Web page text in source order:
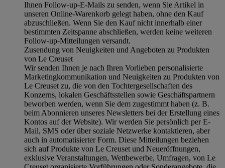
Ihnen Follow-up-E-Mails zu senden, wenn Sie Artikel in
unseren Online-Warenkorb gelegt haben, ohne den Kauf
abzuschließen. Wenn Sie den Kauf nicht innerhalb einer
bestimmten Zeitspanne abschließen, werden keine weiteren
Follow-up-Mitteilungen versandt.
Zusendung von Neuigkeiten und Angeboten zu Produkten
von Le Creuset
Wir senden Ihnen je nach Ihren Vorlieben personalisierte
Marketingkommunikation und Neuigkeiten zu Produkten von
Le Creuset zu, die von den Tochtergesellschaften des
Konzerns, lokalen Geschäftsstellen sowie Geschäftspartnern
beworben werden, wenn Sie dem zugestimmt haben (z. B.
beim Abonnieren unseres Newsletters bei der Erstellung eines
Kontos auf der Website). Wir werden Sie persönlich per E-
Mail, SMS oder über soziale Netzwerke kontaktieren, aber
auch in automatisierter Form. Diese Mitteilungen beziehen
sich auf Produkte von Le Creuset und Neueröffnungen,
exklusive Veranstaltungen, Wettbewerbe, Umfragen, von Le